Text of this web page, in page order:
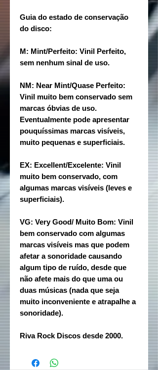
Guia do estado de conservação
do disco:
M: Mint/Perfeito: Vinil Perfeito,
sem nenhum sinal de uso.
NM: Near Mint/Quase Perfeito:
Vinil muito bem conservado sem
marcas óbvias de uso.
Eventualmente pode apresentar
pouquíssimas marcas visíveis,
muito pequenas e superficiais.
EX: Excellent/Excelente: Vinil
muito bem conservado, com
algumas marcas visíveis (leves e
superficiais).
VG: Very Good/ Muito Bom: Vinil
bem conservado com algumas
marcas visíveis mas que podem
afetar a sonoridade causando
algum tipo de ruído, desde que
não afete mais do que uma ou
duas músicas (nada que seja
muito inconveniente e atrapalhe a
sonoridade).
Riva Rock Discos desde 2000.